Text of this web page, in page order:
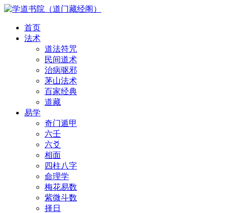
首页
法术
道法符咒
民间道术
治病驱邪
茅山法术
百家经典
道藏
易学
奇门遁甲
六壬
六爻
相面
四柱八字
命理学
梅花易数
紫微斗数
择日